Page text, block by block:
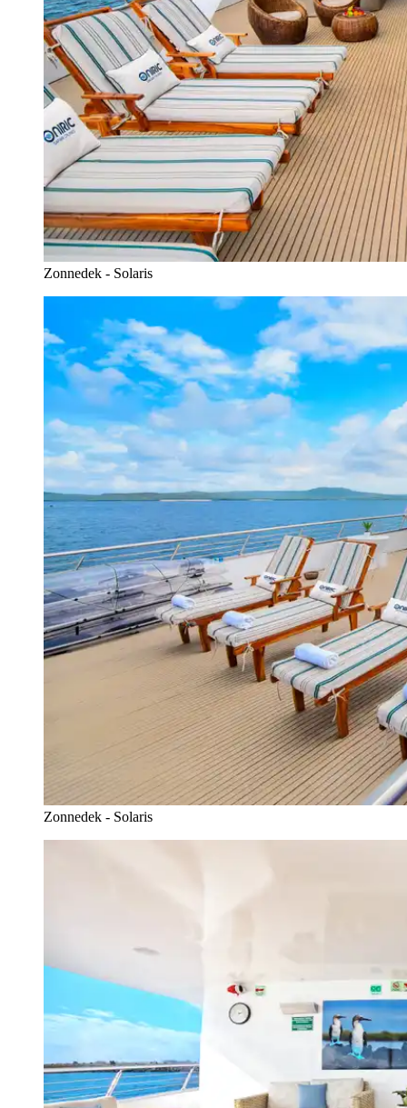
Zonnedek - Solaris
Zonnedek - Solaris